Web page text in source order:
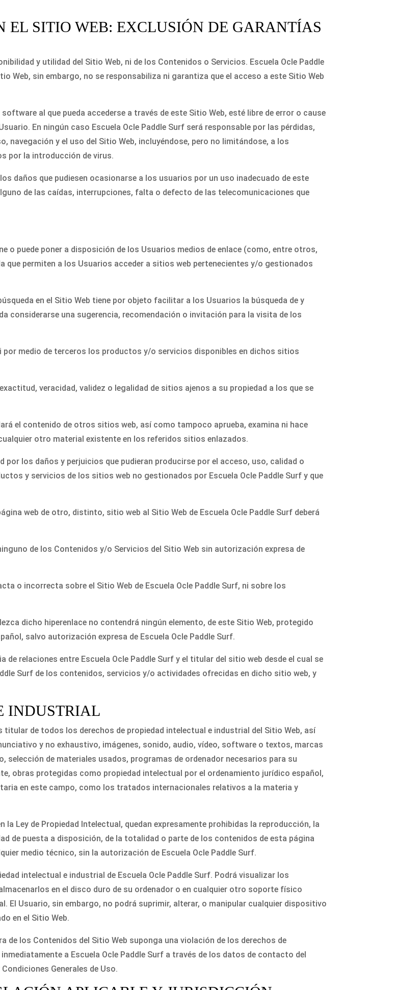
EL SITIO WEB: EXCLUSIÓN DE GARANTÍAS
y utilidad del Sitio Web, ni de los Contenidos o Servicios. Escuela Ocle Paddle
Web, sin embargo, no se responsabiliza ni garantiza que el acceso a este Sitio Web
al que pueda accederse a través de este Sitio Web, esté libre de error o cause
En ningún caso Escuela Ocle Paddle Surf será responsable por las pérdidas,
navegación y el uso del Sitio Web, incluyéndose, pero no limitándose, a los
por la introducción de virus.
daños que pudiesen ocasionarse a los usuarios por un uso inadecuado de este
de las caídas, interrupciones, falta o defecto de las telecomunicaciones que
o puede poner a disposición de los Usuarios medios de enlace (como, entre otros,
que permiten a los Usuarios acceder a sitios web pertenecientes y/o gestionados
en el Sitio Web tiene por objeto facilitar a los Usuarios la búsqueda de y
considerarse una sugerencia, recomendación o invitación para la visita de los
por medio de terceros los productos y/o servicios disponibles en dichos sitios
veracidad, validez o legalidad de sitios ajenos a su propiedad a los que se
el contenido de otros sitios web, así como tampoco aprueba, examina ni hace
otro material existente en los referidos sitios enlazados.
por los daños y perjuicios que pudieran producirse por el acceso, uso, calidad o
y servicios de los sitios web no gestionados por Escuela Ocle Paddle Surf y que
web de otro, distinto, sitio web al Sitio Web de Escuela Ocle Paddle Surf deberá
de los Contenidos y/o Servicios del Sitio Web sin autorización expresa de
o incorrecta sobre el Sitio Web de Escuela Ocle Paddle Surf, ni sobre los
dicho hiperenlace no contendrá ningún elemento, de este Sitio Web, protegido
salvo autorización expresa de Escuela Ocle Paddle Surf.
relaciones entre Escuela Ocle Paddle Surf y el titular del sitio web desde el cual se
Surf de los contenidos, servicios y/o actividades ofrecidas en dicho sitio web, y
INDUSTRIAL
titular de todos los derechos de propiedad intelectual e industrial del Sitio Web, así
y no exhaustivo, imágenes, sonido, audio, vídeo, software o textos, marcas
de materiales usados, programas de ordenador necesarios para su
obras protegidas como propiedad intelectual por el ordenamiento jurídico español,
en este campo, como los tratados internacionales relativos a la materia y
Ley de Propiedad Intelectual, quedan expresamente prohibidas la reproducción, la
de puesta a disposición, de la totalidad o parte de los contenidos de esta página
medio técnico, sin la autorización de Escuela Ocle Paddle Surf.
intelectual e industrial de Escuela Ocle Paddle Surf. Podrá visualizar los
en el disco duro de su ordenador o en cualquier otro soporte físico
El Usuario, sin embargo, no podrá suprimir, alterar, o manipular cualquier dispositivo
en el Sitio Web.
de los Contenidos del Sitio Web suponga una violación de los derechos de
a Escuela Ocle Paddle Surf a través de los datos de contacto del
Generales de Uso.